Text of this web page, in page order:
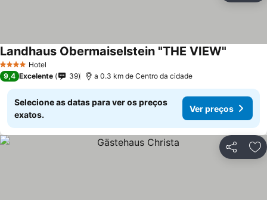
4 EstrelasHotel
Landhaus Obermaiselstein "THE VIEW"
9,4 Excelente 39 a 0.3 km de Centro da cidade
Selecione as datas para ver os preços
exatos.
Ver preços
Partilhar